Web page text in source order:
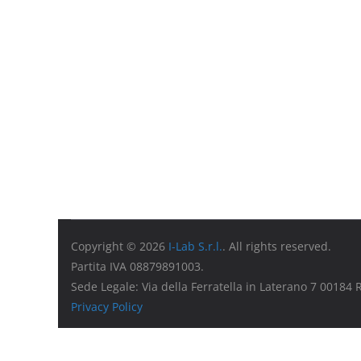
Copyright © 2026 I-Lab S.r.l.. All rights reserved.
Partita IVA 08879891003.
Sede Legale: Via della Ferratella in Laterano 7 00184
Privacy Policy